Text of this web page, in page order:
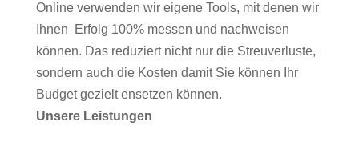
Online verwenden wir eigene Tools, mit denen wir
Ihnen Erfolg 100% messen und nachweisen
können. Das reduziert nicht nur die Streuverluste,
sondern auch die Kosten damit Sie können Ihr
Budget gezielt ensetzen können.
Unsere Leistungen